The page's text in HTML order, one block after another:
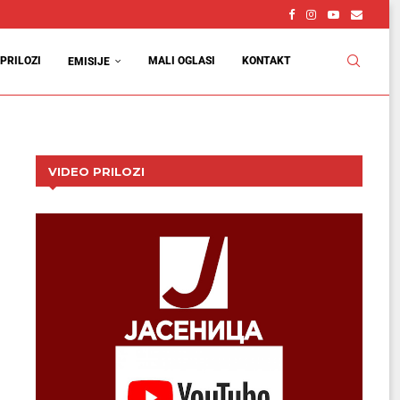
PRILOZI EMISIJE MALI OGLASI KONTAKT
VIDEO PRILOZI